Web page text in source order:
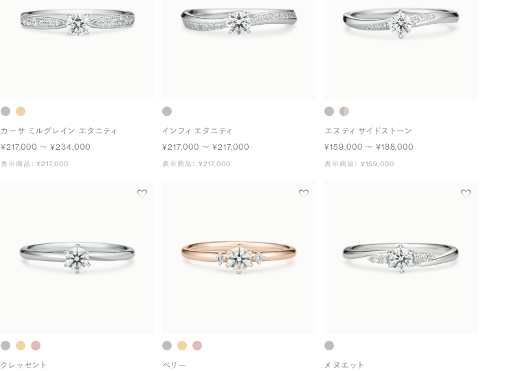
カーサ ミルグレイン エタニティ
¥217,000 〜 ¥234,000
表示商品： ¥217,000
インフィ エタニティ
¥217,000 〜 ¥217,000
表示商品： ¥217,000
エスティ サイドストーン
¥159,000 〜 ¥188,000
表示商品： ¥159,000
クレッセント ベリー メヌエット